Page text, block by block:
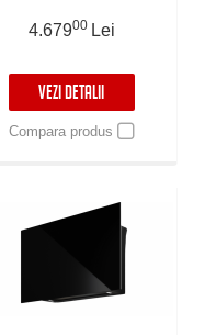
Control, Dynamic LED,
4.67900 Lei
VEZI DETALII
Compara produs